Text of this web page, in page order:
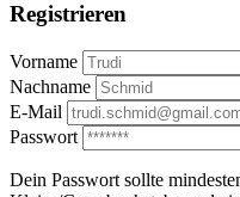
Registrieren
Vorname
Nachname
E-Mail
Passwort
Dein Passwort sollte